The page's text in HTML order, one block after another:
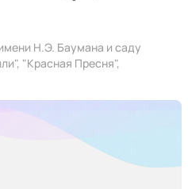
Н.Э. Баумана и саду
"Красная Пресня",